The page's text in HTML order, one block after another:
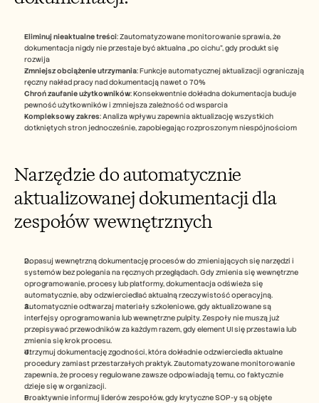
Eliminuj nieaktualne treści: Zautomatyzowane monitorowanie sprawia, że
dokumentacja nigdy nie przestaje być aktualna „po cichu”, gdy produkt się
rozwija
Zmniejsz obciążenie utrzymania: Funkcje automatycznej aktualizacji ograniczają
ręczny nakład pracy nad dokumentacją nawet o 70%
Chroń zaufanie użytkowników: Konsekwentnie dokładna dokumentacja buduje
pewność użytkowników i zmniejsza zależność od wsparcia
Kompleksowy zakres: Analiza wpływu zapewnia aktualizację wszystkich
dotkniętych stron jednocześnie, zapobiegając rozproszonym niespójnościom
Narzędzie do automatycznie
aktualizowanej dokumentacji dla
zespołów wewnętrznych
Dopasuj wewnętrzną dokumentację procesów do zmieniających się narzędzi i
systemów bez polegania na ręcznych przeglądach. Gdy zmienia się wewnętrzne
oprogramowanie, procesy lub platformy, dokumentacja odświeża się
automatycznie, aby odzwierciedlać aktualną rzeczywistość operacyjną.
Automatycznie odtwarzaj materiały szkoleniowe, gdy aktualizowane są
interfejsy oprogramowania lub wewnętrzne pulpity. Zespoły nie muszą już
przepisywać przewodników za każdym razem, gdy element UI się przestawia lub
zmienia się krok procesu.
Utrzymuj dokumentację zgodności, która dokładnie odzwierciedla aktualne
procedury zamiast przestarzałych praktyk. Zautomatyzowane monitorowanie
zapewnia, że procesy regulowane zawsze odpowiadają temu, co faktycznie
dzieje się w organizacji.
Proaktywnie informuj liderów zespołów, gdy krytyczne SOP-y są objęte